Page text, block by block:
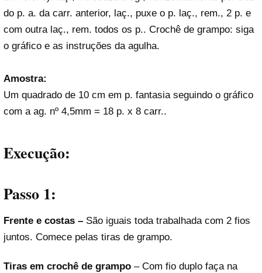
do p. a. da carr. anterior, laç., puxe o p. laç., rem., 2 p. e
com outra laç., rem. todos os p.. Crochê de grampo: siga
o gráfico e as instruções da agulha.
Amostra:
Um quadrado de 10 cm em p. fantasia seguindo o gráfico
com a ag. nº 4,5mm = 18 p. x 8 carr..
Execução:
Passo 1:
Frente e costas – São iguais toda trabalhada com 2 fios
juntos. Comece pelas tiras de grampo.
Tiras em crochê de grampo – Com fio duplo faça na